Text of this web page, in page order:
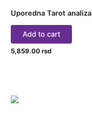
Uporedna Tarot analiza
Add to cart
5,859.00rsd